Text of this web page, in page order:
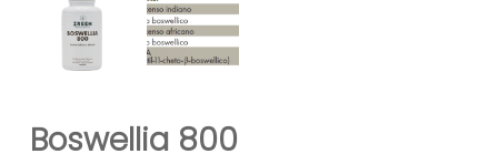
Boswellia 800